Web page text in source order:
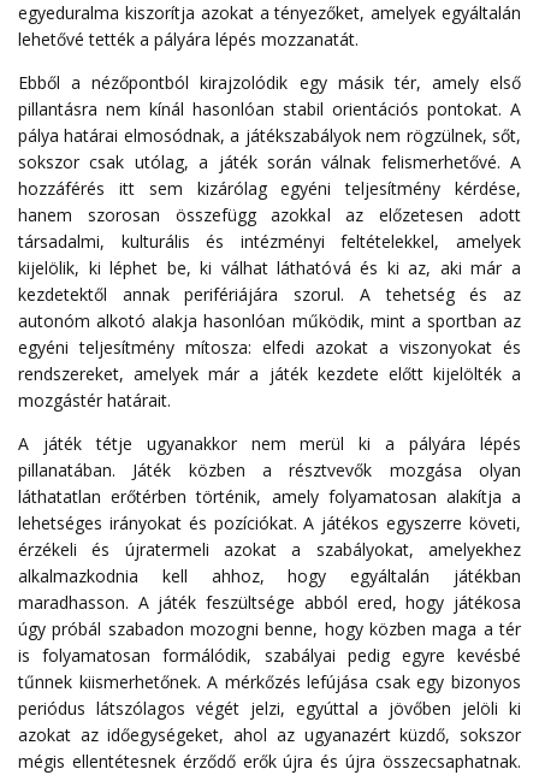
egyeduralma kiszorítja azokat a tényezőket, amelyek egyáltalán
lehetővé tették a pályára lépés mozzanatát.
Ebből a nézőpontból kirajzolódik egy másik tér, amely első
pillantásra nem kínál hasonlóan stabil orientációs pontokat. A
pálya határai elmosódnak, a játékszabályok nem rögzülnek, sőt,
sokszor csak utólag, a játék során válnak felismerhetővé. A
hozzáférés itt sem kizárólag egyéni teljesítmény kérdése,
hanem szorosan összefügg azokkal az előzetesen adott
társadalmi, kulturális és intézményi feltételekkel, amelyek
kijelölik, ki léphet be, ki válhat láthatóvá és ki az, aki már a
kezdetektől annak perifériájára szorul. A tehetség és az
autonóm alkotó alakja hasonlóan működik, mint a sportban az
egyéni teljesítmény mítosza: elfedi azokat a viszonyokat és
rendszereket, amelyek már a játék kezdete előtt kijelölték a
mozgástér határait.
A játék tétje ugyanakkor nem merül ki a pályára lépés
pillanatában. Játék közben a résztvevők mozgása olyan
láthatatlan erőtérben történik, amely folyamatosan alakítja a
lehetséges irányokat és pozíciókat. A játékos egyszerre követi,
érzékeli és újratermeli azokat a szabályokat, amelyekhez
alkalmazkodnia kell ahhoz, hogy egyáltalán játékban
maradhasson. A játék feszültsége abból ered, hogy játékosa
úgy próbál szabadon mozogni benne, hogy közben maga a tér
is folyamatosan formálódik, szabályai pedig egyre kevésbé
tűnnek kiismerhetőnek. A mérkőzés lefújása csak egy bizonyos
periódus látszólagos végét jelzi, egyúttal a jövőben jelöli ki
azokat az időegységeket, ahol az ugyanazért küzdő, sokszor
mégis ellentétesnek érződő erők újra és újra összecsaphatnak.